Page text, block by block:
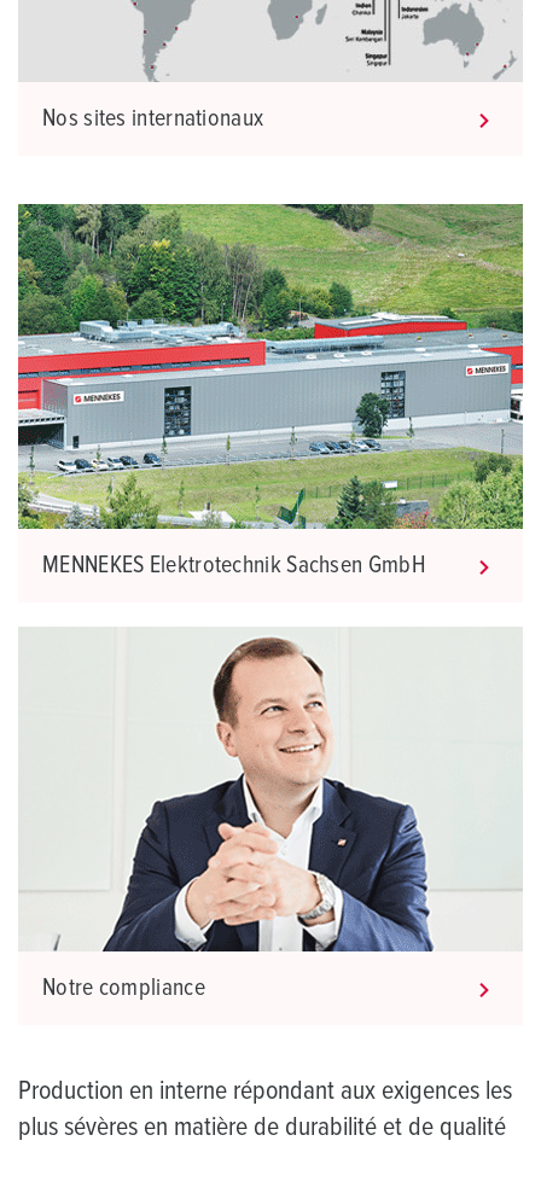
Nos sites internationaux
MENNEKES Elektrotechnik Sachsen GmbH
Notre compliance
Production en interne répondant aux exigences les
plus sévères en matière de durabilité et de qualité